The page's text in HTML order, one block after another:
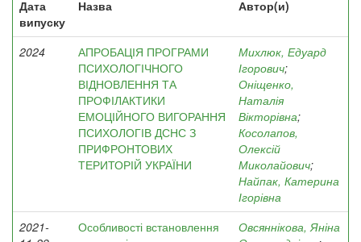
Дата
випуску
Назва Автор(и)
2024
АПРОБАЦІЯ ПРОГРАМИ
ПСИХОЛОГІЧНОГО
ВІДНОВЛЕННЯ ТА
ПРОФІЛАКТИКИ
ЕМОЦІЙНОГО ВИГОРАННЯ
ПСИХОЛОГІВ ДСНС З
ПРИФРОНТОВИХ
ТЕРИТОРІЙ УКРАЇНИ
Михлюк, Едуард
Ігорович;
Оніщенко,
Наталія
Вікторівна;
Косолапов,
Олексій
Миколайович;
Найпак, Катерина
Ігорівна
2021-
Особливості встановлення
Овсяннікова, Яніна